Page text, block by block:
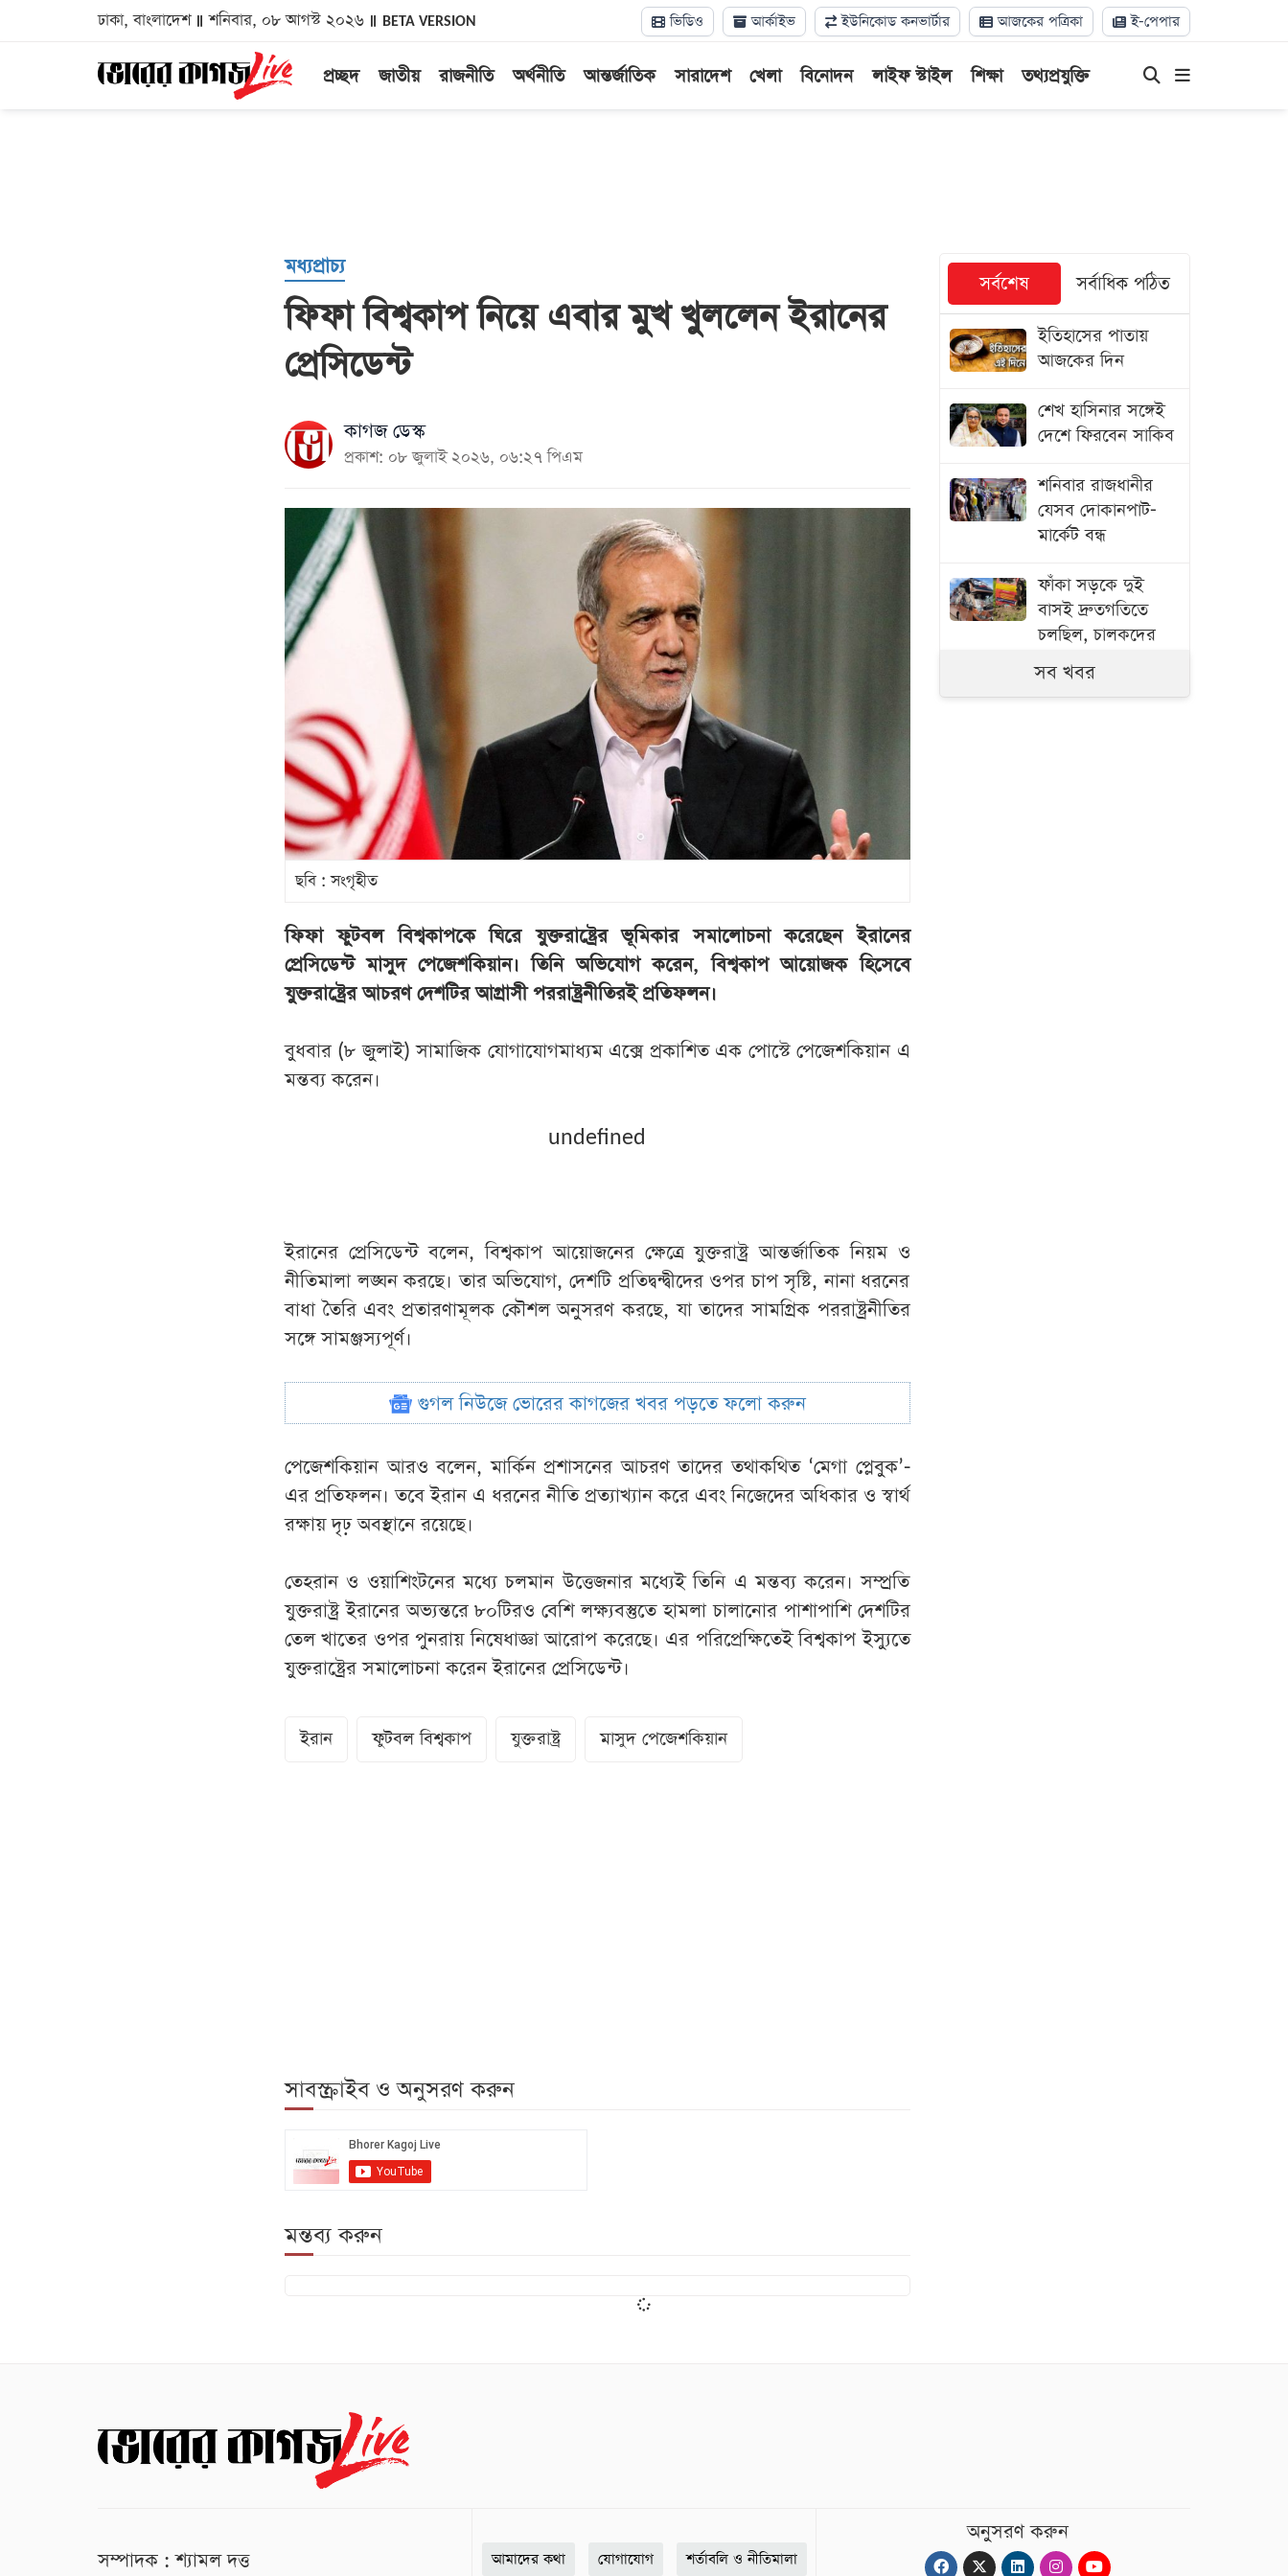
ঢাকা, বাংলাদেশ শনিবার, ০৮ আগস্ট ২০২৬ BETA VERSION ভিডিও আর্কাইভ ইউনিকোড কনভার্টার আজকের পত্রিকা ই-পেপার
প্রচ্ছদ জাতীয় রাজনীতি অর্থনীতি আন্তর্জাতিক সারাদেশ খেলা বিনোদন লাইফ স্টাইল শিক্ষা তথ্যপ্রযুক্তি
মধ্যপ্রাচ্য
ফিফা বিশ্বকাপ নিয়ে এবার মুখ খুললেন ইরানের
প্রেসিডেন্ট
কাগজ ডেস্ক
প্রকাশ: ০৮ জুলাই ২০২৬, ০৬:২৭ পিএম
ছবি : সংগৃহীত
ফিফা ফুটবল বিশ্বকাপকে ঘিরে যুক্তরাষ্ট্রের ভূমিকার সমালোচনা করেছেন ইরানের
প্রেসিডেন্ট মাসুদ পেজেশকিয়ান। তিনি অভিযোগ করেন, বিশ্বকাপ আয়োজক হিসেবে
যুক্তরাষ্ট্রের আচরণ দেশটির আগ্রাসী পররাষ্ট্রনীতিরই প্রতিফলন।
বুধবার (৮ জুলাই) সামাজিক যোগাযোগমাধ্যম এক্সে প্রকাশিত এক পোস্টে পেজেশকিয়ান এ
মন্তব্য করেন।
undefined
ইরানের প্রেসিডেন্ট বলেন, বিশ্বকাপ আয়োজনের ক্ষেত্রে যুক্তরাষ্ট্র আন্তর্জাতিক নিয়ম ও
নীতিমালা লঙ্ঘন করছে। তার অভিযোগ, দেশটি প্রতিদ্বন্দ্বীদের ওপর চাপ সৃষ্টি, নানা ধরনের
বাধা তৈরি এবং প্রতারণামূলক কৌশল অনুসরণ করছে, যা তাদের সামগ্রিক পররাষ্ট্রনীতির
সঙ্গে সামঞ্জস্যপূর্ণ।
গুগল নিউজে ভোরের কাগজের খবর পড়তে ফলো করুন
পেজেশকিয়ান আরও বলেন, মার্কিন প্রশাসনের আচরণ তাদের তথাকথিত ‘মেগা প্লেবুক’-
এর প্রতিফলন। তবে ইরান এ ধরনের নীতি প্রত্যাখ্যান করে এবং নিজেদের অধিকার ও স্বার্থ
রক্ষায় দৃঢ় অবস্থানে রয়েছে।
তেহরান ও ওয়াশিংটনের মধ্যে চলমান উত্তেজনার মধ্যেই তিনি এ মন্তব্য করেন। সম্প্রতি
যুক্তরাষ্ট্র ইরানের অভ্যন্তরে ৮০টিরও বেশি লক্ষ্যবস্তুতে হামলা চালানোর পাশাপাশি দেশটির
তেল খাতের ওপর পুনরায় নিষেধাজ্ঞা আরোপ করেছে। এর পরিপ্রেক্ষিতেই বিশ্বকাপ ইস্যুতে
যুক্তরাষ্ট্রের সমালোচনা করেন ইরানের প্রেসিডেন্ট।
ইরান ফুটবল বিশ্বকাপ যুক্তরাষ্ট্র মাসুদ পেজেশকিয়ান
সাবস্ক্রাইব ও অনুসরণ করুন
মন্তব্য করুন
সর্বশেষ সর্বাধিক পঠিত
ইতিহাসের পাতায়
আজকের দিন
শেখ হাসিনার সঙ্গেই
দেশে ফিরবেন সাকিব
শনিবার রাজধানীর
যেসব দোকানপাট-
মার্কেট বন্ধ
ফাঁকা সড়কে দুই
বাসই দ্রুতগতিতে
চলছিল, চালকদের
চোখে ছিল ঘুম: পুলিশ
সব খবর
সম্পাদক : শ্যামল দত্ত আমাদের কথা যোগাযোগ শর্তাবলি ও নীতিমালা
অনুসরণ করুন